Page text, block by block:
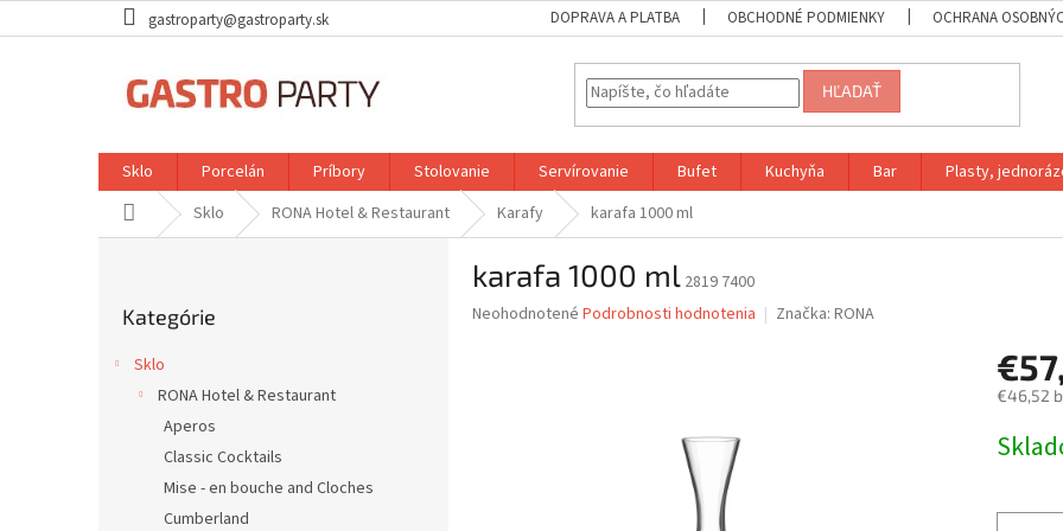
na
gastroparty@gastroparty.sk DOPRAVA A PLATBA OBCHODNÉ PODMIENKY OCHRANA
HĽADAŤ
Sklo Porcelán Príbory Stolovanie Servírovanie Bufet Kuchyňa Bar Plasty,
DomovSklo RONA Hotel & Restaurant Karafy karafa 1000 ml
kategórie
Kategórie
Sklo
RONA Hotel & Restaurant
Aperos
Classic Cocktails
Mise - en bouche and Cloches
Cumberland
karafa 1000 ml 2819 7400
Priemerné
Neohodnotené Podrobnosti hodnotenia Značka: RONA
€46,52
cena: